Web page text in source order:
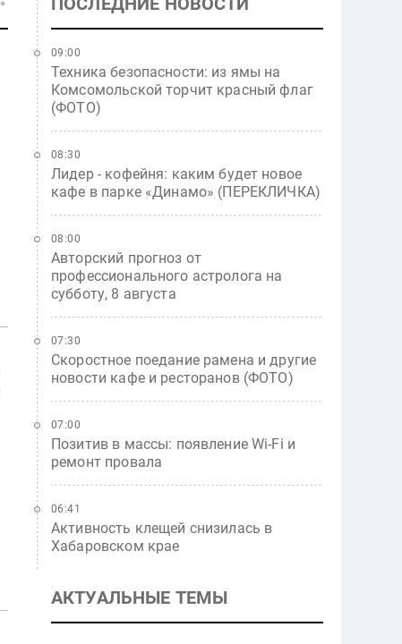
Техника безопасности: из ямы на
Комсомольской торчит красный флаг
(ФОТО)
09:00
Лидер - кофейня: каким будет новое
кафе в парке «Динамо» (ПЕРЕКЛИЧКА)
08:30
Авторский прогноз от
профессионального астролога на
субботу, 8 августа
08:00
Скоростное поедание рамена и другие
новости кафе и ресторанов (ФОТО)
07:30
Позитив в массы: появление Wi-Fi и
ремонт провала
07:00
Активность клещей снизилась в
Хабаровском крае
06:41
АКТУАЛЬНЫЕ ТЕМЫ